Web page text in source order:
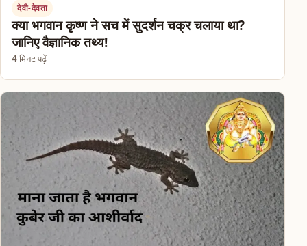
देवी-देवता
क्या भगवान कृष्ण ने सच में सुदर्शन चक्र चलाया था?
जानिए वैज्ञानिक तथ्य!
4 मिनट पढ़ें